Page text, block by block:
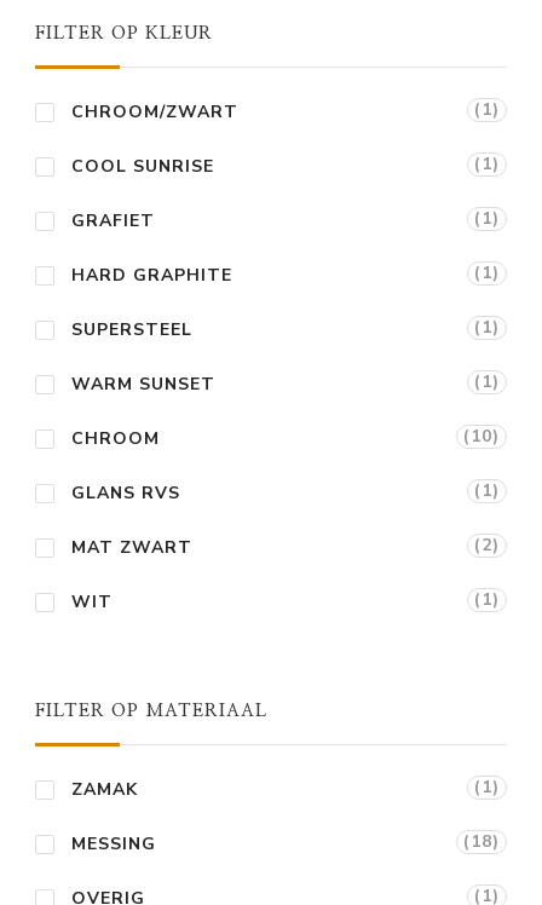
FILTER OP KLEUR
CHROOM/ZWART (1)
COOL SUNRISE (1)
GRAFIET (1)
HARD GRAPHITE (1)
SUPERSTEEL (1)
WARM SUNSET (1)
CHROOM (10)
GLANS RVS (1)
MAT ZWART (2)
WIT (1)
FILTER OP MATERIAAL
ZAMAK (1)
MESSING (18)
OVERIG (1)